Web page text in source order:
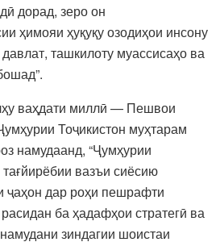
дорад, зеро он
ҳимояи ҳуқуқу озодиҳои инсону
ташкилоту муассисаҳо ва
ваҳдати миллӣ — Пешвои
Тоҷикистон муҳтарам
намудаанд, “Ҷумҳурии
вазъи сиёсию
ҷаҳон дар роҳи пешрафти
ба ҳадафҳои стратегӣ ва
зиндагии шоистаи